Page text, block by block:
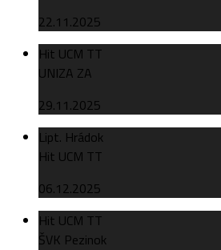
22.11.2025
Hit UCM TT
UNIZA ZA
29.11.2025
Lipt. Hrádok
Hit UCM TT
06.12.2025
Hit UCM TT
ŠVK Pezinok